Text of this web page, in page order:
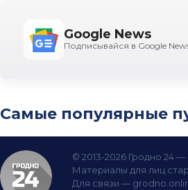
Google News
Подписывайся в Google
Самые популярные
© 2013-2026 Гродно 24
Материалы для лиц
Для связи —